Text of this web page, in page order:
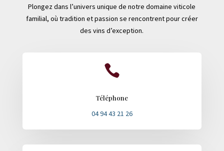
Plongez dans l’univers unique de notre domaine viticole
familial, où tradition et passion se rencontrent pour créer
des vins d’exception.

Téléphone
04 94 43 21 26